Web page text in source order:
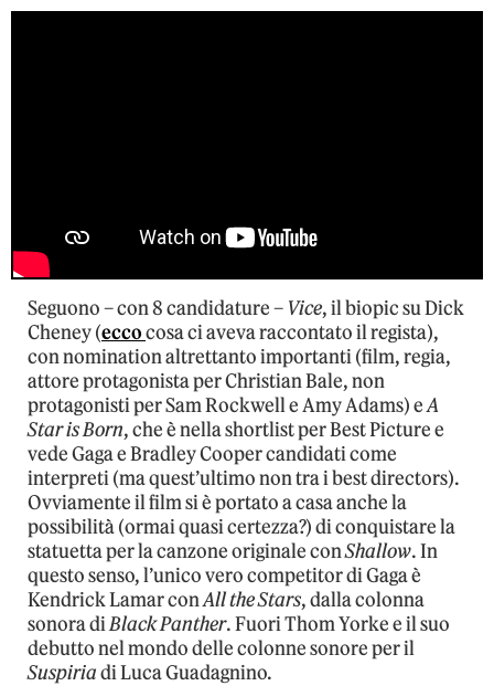
Seguono – con 8 candidature – Vice, il biopic su Dick
Cheney (eccocosa ci aveva raccontato il regista),
con nomination altrettanto importanti (film, regia,
attore protagonista per Christian Bale, non
protagonisti per Sam Rockwell e Amy Adams) eA
Star is Born, che è nella shortlist per Best Picture e
vede Gaga e Bradley Cooper candidati come
interpreti (ma quest’ultimo non tra i best directors).
Ovviamente il film si è portato a casa anche la
possibilità (ormai quasi certezza?) di conquistare la
statuetta per la canzone originale conShallow. In
questo senso, l’unico vero competitor di Gaga è
Kendrick Lamar conAll the Stars, dalla colonna
sonora diBlack Panther. Fuori Thom Yorke e il suo
debutto nel mondo delle colonne sonore per il
Suspiriadi Luca Guadagnino.